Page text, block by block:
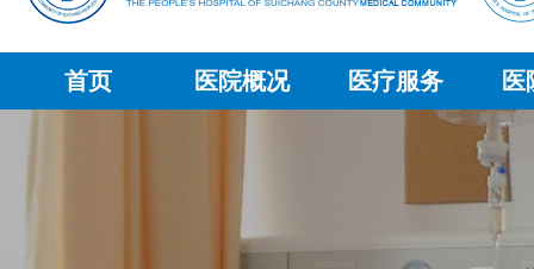
首页 医院概况 医疗服务 医